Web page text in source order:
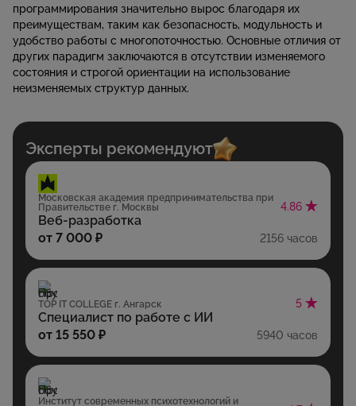
программирования значительно вырос благодаря их
преимуществам, таким как безопасность, модульность и
удобство работы с многопоточностью. Основные отличия от
других парадигм заключаются в отсутствии изменяемого
состояния и строгой ориентации на использование
неизменяемых структур данных.
Эксперты рекомендуют
Московская академия предпринимательства при
Правительстве г. Москвы
4.86
Веб-разработка
от 7 000 ₽
2156 часов
TOP IT COLLEGE г. Ангарск 5
Специалист по работе с ИИ
от 15 550 ₽
5940 часов
Институт современных психотехнологий и